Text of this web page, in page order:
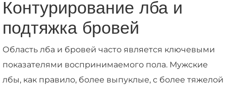
Контурирование лба и
подтяжка бровей
Область лба и бровей часто является ключевыми
показателями воспринимаемого пола. Мужские
лбы, как правило, более выпуклые, с более тяжелой